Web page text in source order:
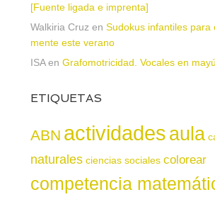
[Fuente ligada e imprenta]
Walkiria Cruz en Sudokus infantiles para
mente este verano
ISAen Grafomotricidad. Vocales en
ETIQUETAS
ABN actividadesaula
naturales ciencias sociales colorear
competencia